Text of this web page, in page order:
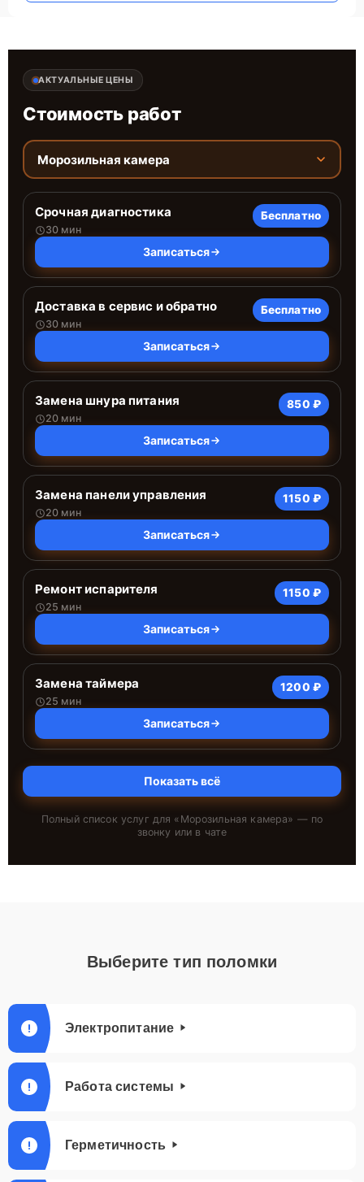
АКТУАЛЬНЫЕ ЦЕНЫ
Стоимость работ
Морозильная камера
Срочная диагностика
30 мин
Бесплатно
Записаться
Доставка в сервис и обратно
30 мин
Бесплатно
Записаться
Замена шнура питания
20 мин
850 ₽
Записаться
Замена панели управления
20 мин
1150 ₽
Записаться
Ремонт испарителя
25 мин
1150 ₽
Записаться
Замена таймера
25 мин
1200 ₽
Записаться
Показать всё
Полный список услуг для « Морозильная камера» — по
звонку или в чате
Выберите тип поломки
Электропитание
Работа системы
Герметичность